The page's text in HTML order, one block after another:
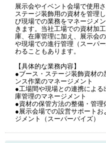
展示会やイベント会場で使用
ステージ装飾用の資材を管理
び現場での業務をマネージメ
きます。当社工場での資材加
庫、在庫管理に加え、展示会
や現場での進行管理（スーパ
わることもあります。
【具体的な業務内容】
●ブース・ステージ装飾資材の
ンス作業のマネージメント
●工場間や現場との連携による
庫管理のマネージメント
●資材の保管方法の整備・管理
●展示会場での設営サポートお
ジメント（スーパーバイズ）